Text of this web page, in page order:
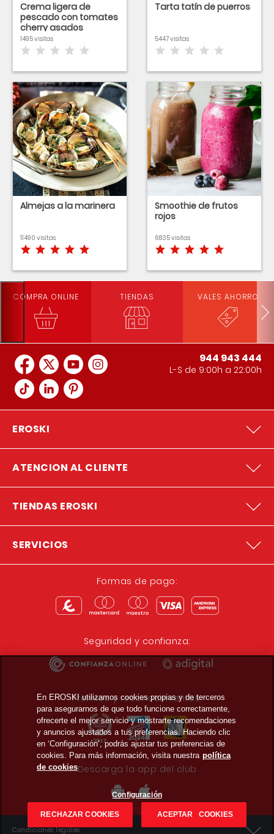
Crema ligera de
pescado con tomates
cherry asados
1495 visitas
Tarta tatín de puerros
5447 visitas
Almejas a la marinera
11490 visitas
Smoothie de frutos
rojos
6835 visitas
COMPRA ONLINE TIENDAS VALES AHORRO
944 943 444
L-S de 9:00h a 22:00h
EROSKI
ATENCION AL CLIENTE
TIENDAS EROSKI
SERVICIOS
Formas de pago:
Seguridad y confianza:
Premios y reconocimientos:
Descarga la app del club
Condiciones legales
En EROSKI utilizamos cookies propias y de terceros
para asegurarnos de que todo funcione correctamente,
ofrecerte el mejor servicio y mostrarte recomendaciones
y anuncios ajustados a tus preferencias. Haciendo clic
en ‘Configuración’, podrás ajustar tus preferencias de
cookies. Para más información, visita nuestra política
de cookies
Configuración
RECHAZAR COOKIES ACEPTAR COOKIES